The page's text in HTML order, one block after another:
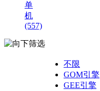
单
机
(557)
筛选
不限
GOM引擎
GEE引擎